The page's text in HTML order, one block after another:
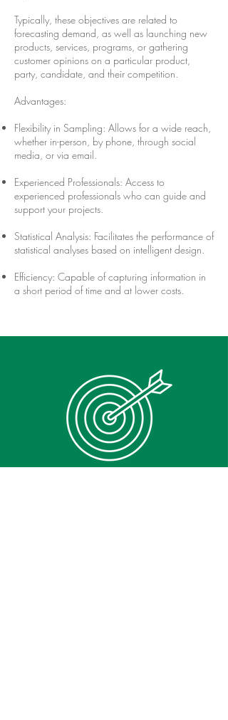
Typically, these objectives are related to
forecasting demand, as well as launching new
products, services, programs, or gathering
customer opinions on a particular product,
party, candidate, and their competition.
Advantages:
Flexibility in Sampling: Allows for a wide reach,
whether in-person, by phone, through social
media, or via email.
Experienced Professionals: Access to
experienced professionals who can guide and
support your projects.
Statistical Analysis: Facilitates the performance of
statistical analyses based on intelligent design.
Efficiency: Capable of capturing information in
a short period of time and at lower costs.